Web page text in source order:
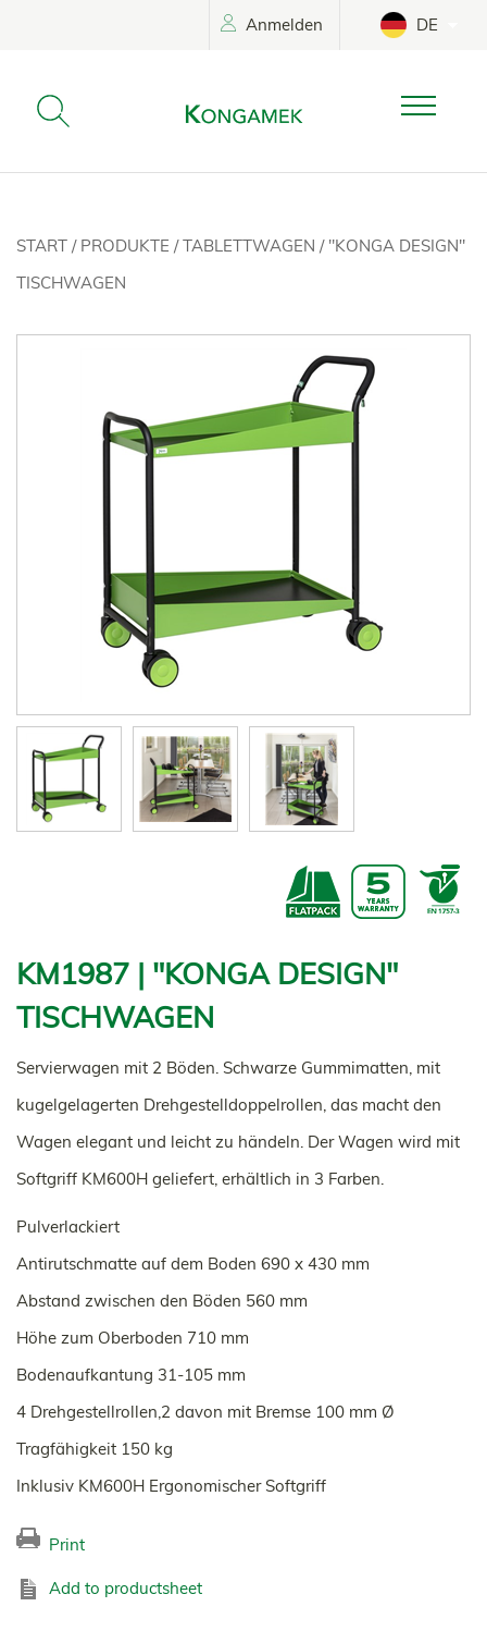
Anmelden DE
START / PRODUKTE /TABLETTWAGEN / "KONGA DESIGN"
TISCHWAGEN
KM1987 | "KONGA DESIGN"
TISCHWAGEN
Servierwagen mit 2 Böden. Schwarze Gummimatten, mit
kugelgelagerten Drehgestelldoppelrollen, das macht den
Wagen elegant und leicht zu händeln. Der Wagen wird mit
Softgriff KM600H geliefert, erhältlich in 3 Farben.
Pulverlackiert
Antirutschmatte auf dem Boden 690 x 430 mm
Abstand zwischen den Böden 560 mm
Höhe zum Oberboden 710 mm
Bodenaufkantung 31-105 mm
4 Drehgestellrollen,2 davon mit Bremse 100 mm Ø
Tragfähigkeit 150 kg
Inklusiv KM600H Ergonomischer Softgriff
Print
Add to productsheet